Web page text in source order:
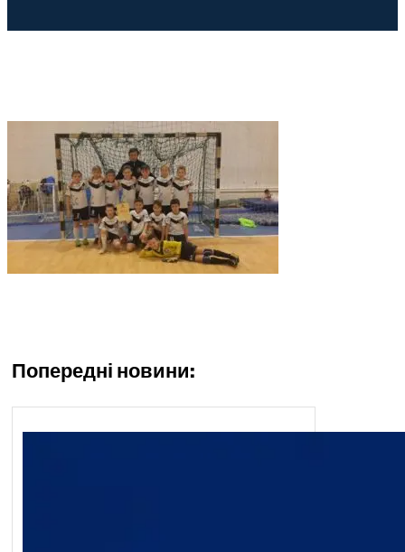
Попередні новини: